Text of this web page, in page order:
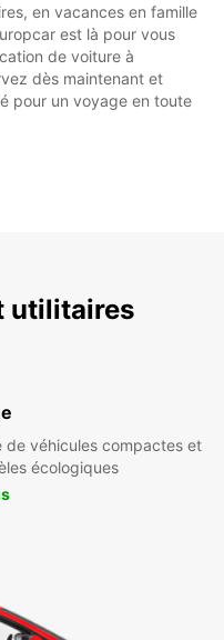
en vacances en famille
est là pour vous
de voiture à
dès maintenant et
pour un voyage en toute
utilitaires
de véhicules compactes et
écologiques